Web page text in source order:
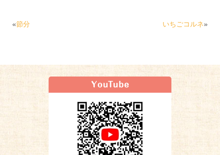
«節分 いちごコルネ»